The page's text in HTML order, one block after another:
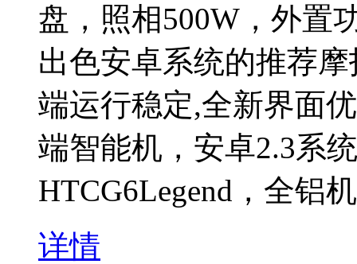
盘，照相500W，外置
出色安卓系统的推荐
端运行稳定,全新界面
端智能机，安卓2.3系
HTCG6Legend，全铝
详情